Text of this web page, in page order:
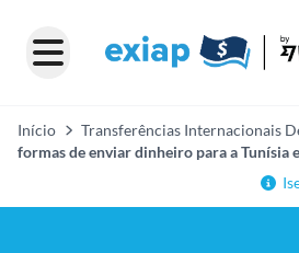
Início Transferências Internacionais
formas de enviar dinheiro para a Tunísia